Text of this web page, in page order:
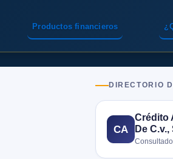
Productos financieros
DIRECTORIO
CA
Crédito
De C.v.,